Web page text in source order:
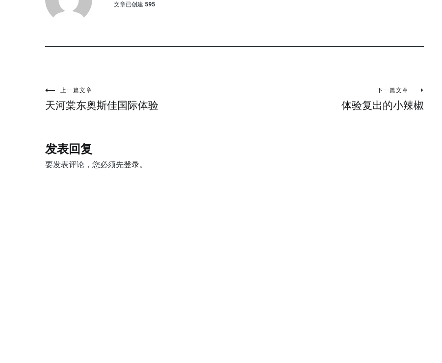
文章已创建 595
文
导
航
上一篇文章
天河棠东奥斯佳国际体验
下一篇文章
体验复出的小辣椒
发表回复
要发表评论，您必须先登录。